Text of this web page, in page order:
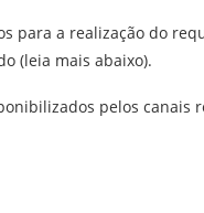
para a realização do
(leia mais abaixo).
pelos canais